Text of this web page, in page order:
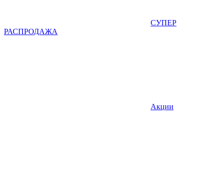
СУПЕР
РАСПРОДАЖА
Акции